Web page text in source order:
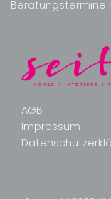
Beratungstermine
AGB
Impressum